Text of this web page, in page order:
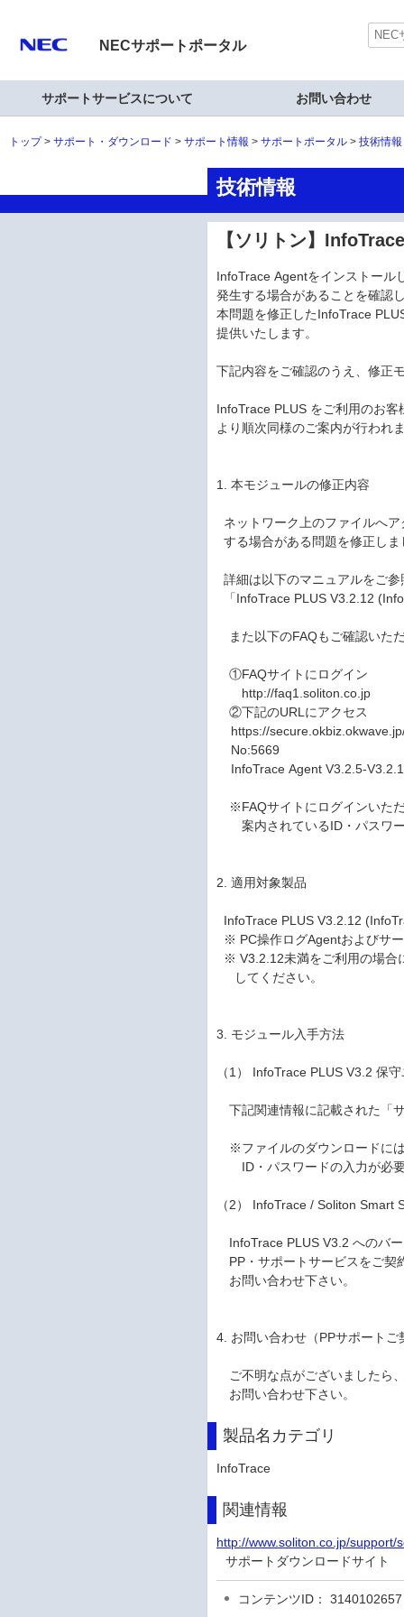
NECサポートポータル
サポートサービスについて お問い合わせ
トップ サポート・ダウンロード サポート情報 サポートポータル 技術情
技術情報
【ソリトン】
InfoTrace Agentをインストール
発生する場合があることを確認
本問題を修正したInfoTrace
提供いたします。
下記内容をご確認のうえ、修正
InfoTrace PLUS をご利用のお
より順次同様のご案内が行われ
1. 本モジュールの修正内容
ネットワーク上のファイルへ
する場合がある問題を修正しま
詳細は以下のマニュアルをご
「InfoTrace PLUS V3.2.12
また以下のFAQもご確認いた
①FAQサイトにログイン
http://faq1.soliton.co.jp
②下記のURLにアクセス
https://
No:5669
InfoTrace Agent V3.2.5-
※FAQサイトにログインいた
案内されているID・パスワ
2. 適用対象製品
InfoTrace PLUS V3.2.12
※ PC操作ログAgentおよびサ
※ V3.2.12未満をご利用の場合
してください。
3. モジュール入手方法
（1） InfoTrace PLUS V3.2 保
下記関連情報に記載された「
※ファイルのダウンロードに
ID・パスワードの入力が必
（2） InfoTrace / Soliton
InfoTrace PLUS V3.2 へのバ
PP・サポートサービスをご契
お問い合わせ下さい。
4. お問い合わせ（PPサポートご
ご不明な点がございましたら
お問い合わせ下さい。
製品名カテゴリ
InfoTrace
関連情報
http://www.soliton.co.jp/
サポートダウンロードサイト
コンテンツID： 3140102657